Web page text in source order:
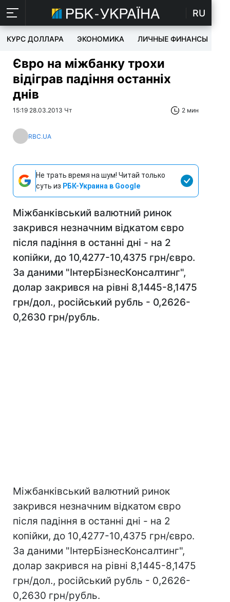
RU
КУРС ДОЛЛАРА ЭКОНОМИКА ЛИЧНЫЕ ФИНАНСЫ
Євро на міжбанку трохи
відіграв падіння останніх
днів
15:19 28.03.2013 Чт 2 мин
RBC.UA
Не трать время на шум! Читай только
суть из РБК-Украина в Google
Міжбанківський валютний ринок
закрився незначним відкатом євро
після падіння в останні дні - на 2
копійки, до 10,4277-10,4375 грн/євро.
За даними "ІнтерБізнесКонсалтинг",
долар закрився на рівні 8,1445-8,1475
грн/дол., російський рубль - 0,2626-
0,2630 грн/рубль.
Міжбанківський валютний ринок
закрився незначним відкатом євро
після падіння в останні дні - на 2
копійки, до 10,4277-10,4375 грн/євро.
За даними "ІнтерБізнесКонсалтинг",
долар закрився на рівні 8,1445-8,1475
грн/дол., російський рубль - 0,2626-
0,2630 грн/рубль.